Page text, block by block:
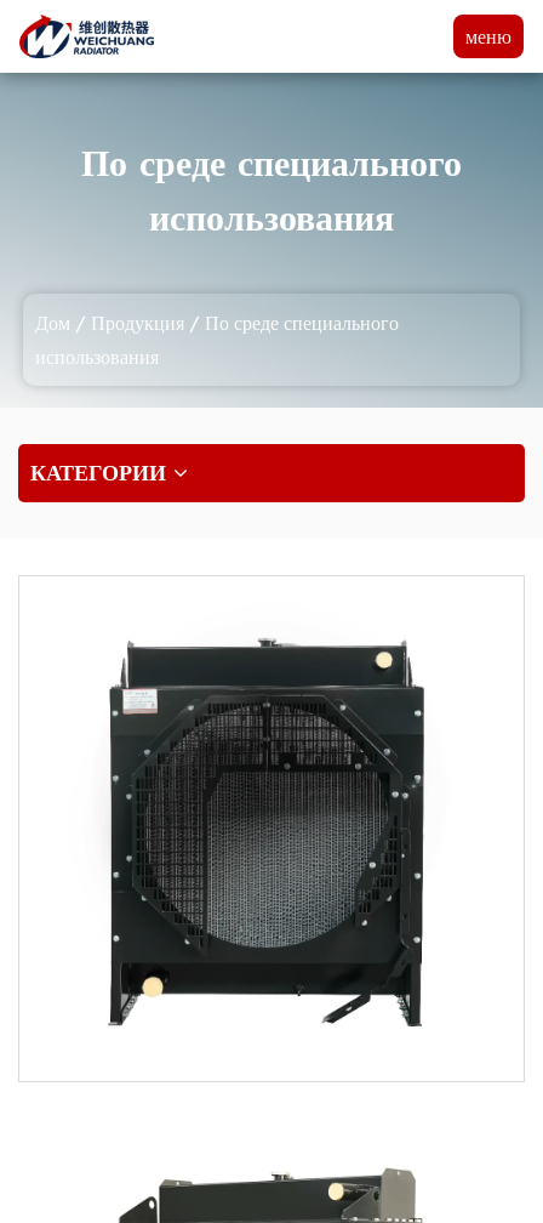
меню
По среде специального
использования
Дом / Продукция / По среде специального
использования
КАТЕГОРИИ